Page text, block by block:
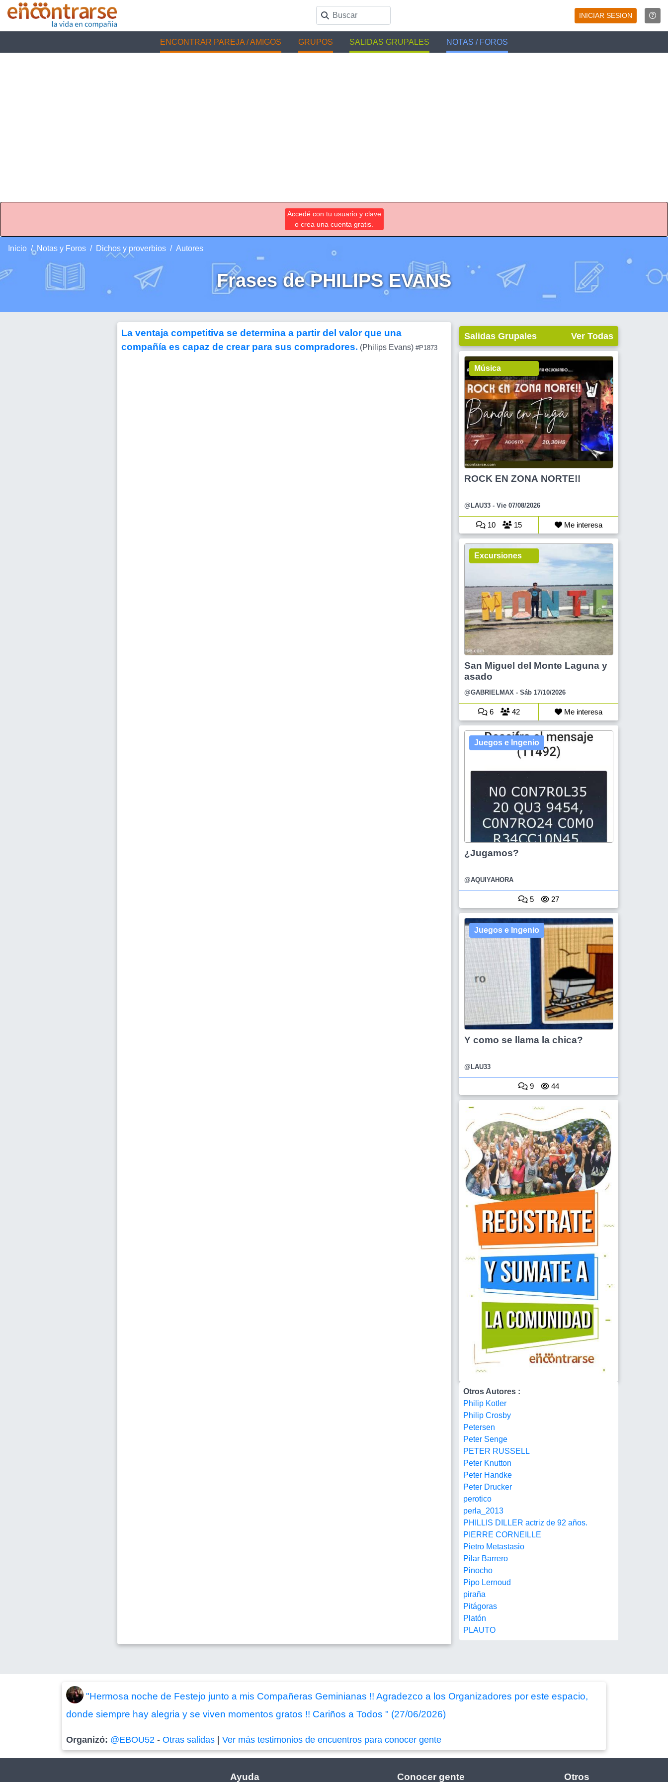
INICIAR SESION
ENCONTRAR PAREJA / AMIGOS GRUPOS SALIDAS GRUPALES NOTAS / FOROS
Accedé con tu usuario y clave
o crea una cuenta gratis.
Inicio Notas y Foros Dichos y proverbios Autores
Frases de PHILIPS EVANS
La ventaja competitiva se determina a partir del valor que una
compañía es capaz de crear para sus compradores. (Philips Evans) #P1873
Salidas Grupales Ver Todas
Música
ROCK EN ZONA NORTE!!
@LAU33 - Vie 07/08/2026
10 15 Me interesa
Excursiones
San Miguel del Monte Laguna y
asado
@GABRIELMAX - Sáb 17/10/2026
6 42 Me interesa
Juegos e Ingenio
¿Jugamos?
@AQUIYAHORA
5 27
Juegos e Ingenio
Y como se llama la chica?
@LAU33
9 44
Otros Autores :
Philip Kotler
Philip Crosby
Petersen
Peter Senge
PETER RUSSELL
Peter Knutton
Peter Handke
Peter Drucker
perotico
perla_2013
PHILLIS DILLER actriz de 92 años.
PIERRE CORNEILLE
Pietro Metastasio
Pilar Barrero
Pinocho
Pipo Lernoud
piraña
Pitágoras
Platón
PLAUTO
"Hermosa noche de Festejo junto a mis Compañeras Geminianas !! Agradezco a los Organizadores por este espacio,
donde siempre hay alegria y se viven momentos gratos !! Cariños a Todos " (27/06/2026)
Organizó: @EBOU52 -Otras salidas |Ver más testimonios de encuentros para conocer gente
Ayuda Conocer gente Otros